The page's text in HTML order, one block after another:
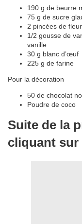
190 g de beurre
75 g de sucre
2 pincées de
1/2 gousse de
vanille
30 g blanc d’œuf
225 g de farine
Pour la décoration
50 de chocolat
Poudre de coco
Suite de la
cliquant sur